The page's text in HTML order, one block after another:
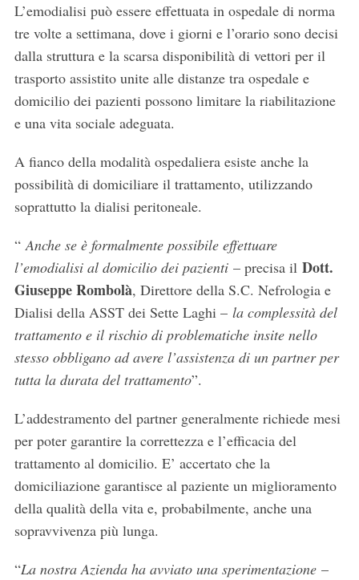
L’emodialisi può essere effettuata in ospedale di norma
tre volte a settimana, dove i giorni e l’orario sono decisi
dalla struttura e la scarsa disponibilità di vettori per il
trasporto assistito unite alle distanze tra ospedale e
domicilio dei pazienti possono limitare la riabilitazione
e una vita sociale adeguata.
A fianco della modalità ospedaliera esiste anche la
possibilità di domiciliare il trattamento, utilizzando
soprattutto la dialisi peritoneale.
“Anche se è formalmente possibile effettuare
l’emodialisi al domicilio dei pazienti– precisa il Dott.
Giuseppe Rombolà, Direttore della S.C. Nefrologia e
Dialisi della ASST dei Sette Laghi – la complessità del
trattamento e il rischio di problematiche insite nello
stesso obbligano ad avere l’assistenza di un partner per
tutta la durata del trattamento”.
L’addestramento del partner generalmente richiede mesi
per poter garantire la correttezza e l’efficacia del
trattamento al domicilio. E’ accertato che la
domiciliazione garantisce al paziente un miglioramento
della qualità della vita e, probabilmente, anche una
sopravvivenza più lunga.
“La nostra Azienda ha avviato una sperimentazione –